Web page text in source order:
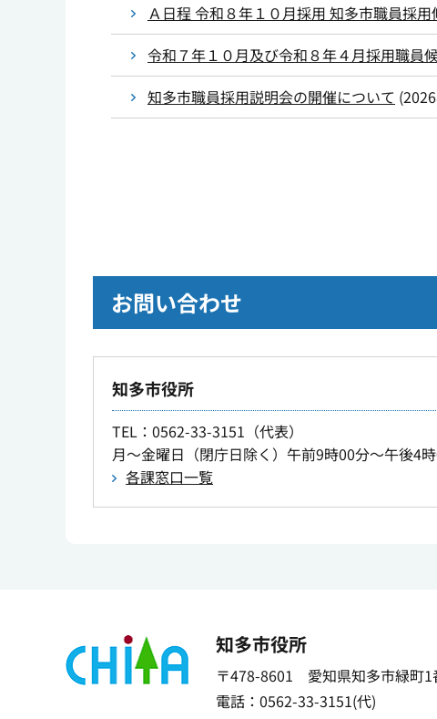
Ａ日程 令和８年１０月採用 知多市職員採
令和７年１０月及び令和８年４月採用職員
知多市職員採用説明会の開催について (
お問い合わせ
知多市役所
TEL ：0562-33-3151（代表）
月～金曜日（閉庁日除く）午前9時00分～午後4
各課窓口一覧
知多市役所
〒478-8601 愛知県知多市緑町1
電話：0562-33-3151(代)